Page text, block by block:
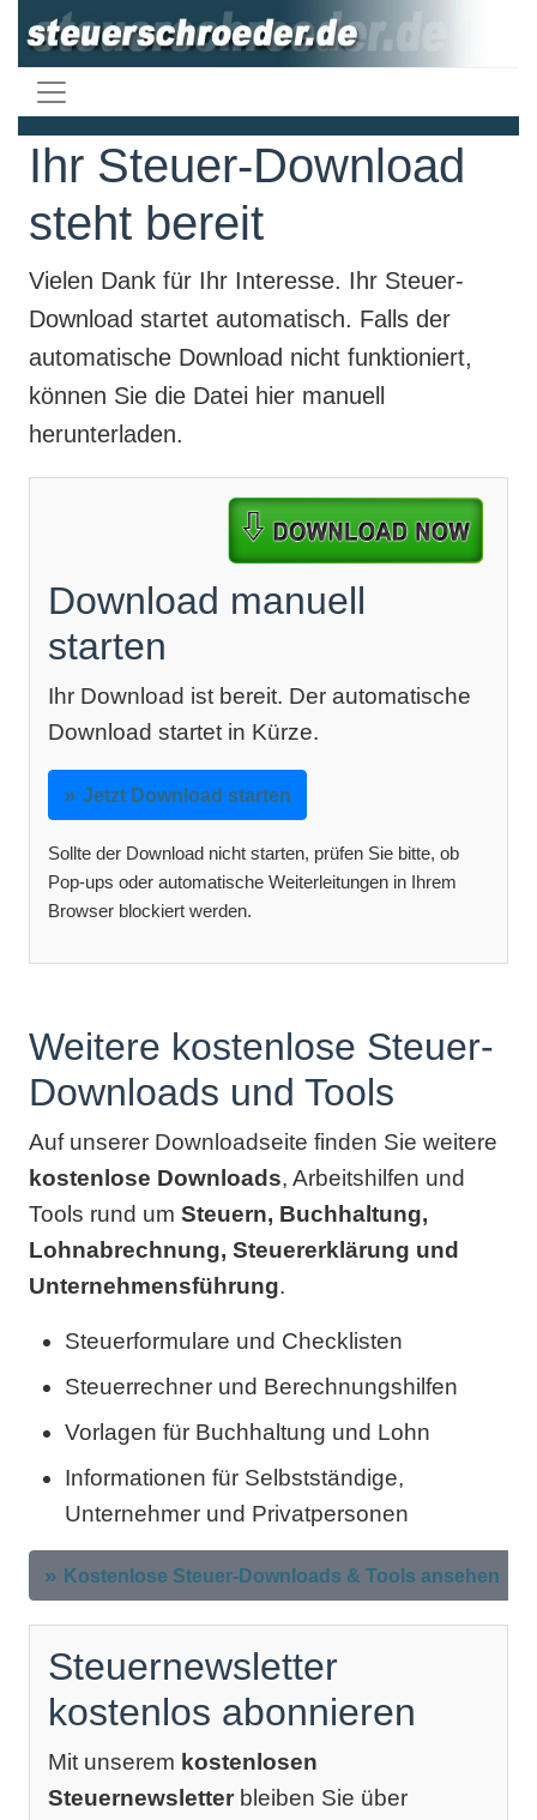
Ihr Steuer-Download
steht bereit
Vielen Dank für Ihr Interesse. Ihr Steuer-
Download startet automatisch. Falls der
automatische Download nicht funktioniert,
können Sie die Datei hier manuell
herunterladen.
Download manuell
starten
Ihr Download ist bereit. Der automatische
Download startet in Kürze.
Jetzt Download starten
Sollte der Download nicht starten, prüfen Sie bitte, ob
Pop-ups oder automatische Weiterleitungen in Ihrem
Browser blockiert werden.
Weitere kostenlose Steuer-
Downloads und Tools
Auf unserer Downloadseite finden Sie weitere
kostenlose Downloads, Arbeitshilfen und
Tools rund um Steuern, Buchhaltung,
Lohnabrechnung, Steuererklärung und
Unternehmensführung.
Steuerformulare und Checklisten
Steuerrechner und Berechnungshilfen
Vorlagen für Buchhaltung und Lohn
Informationen für Selbstständige,
Unternehmer und Privatpersonen
Kostenlose Steuer-Downloads & Tools ansehen
Steuernewsletter
kostenlos abonnieren
Mit unserem kostenlosen
Steuernewsletter bleiben Sie über